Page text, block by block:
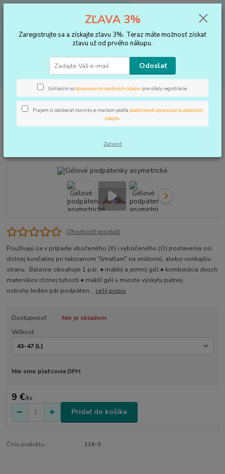
za0 €
Úvod VLOŽKY DO TOPÁNOK, KOREKTORY
Podpätenky a pätičky
Gélové podpätenky asymetrické
Gélové podpätenky asymetrické
Ohodnotiť produkt
Používajú sa v prípade vbočeného (X) i vybočeného (O) postavenia osi
dolnej končatiny pri takzvanom "šmatlaní" na vnútornú, alebo vonkajšiu
stranu. Balenie obsahuje 1 pár. ● mäkký a jemný gél ● kombinácia dvoch
materiálov rôznej tuhosti ● mäkší gél v mieste výskytu pätnej
ostrohy Jeden pár podpäten... celý popis
Dostupnosť
Nie je skladom
Veľkosť
Nie sme platcovia DPH
9 €/ks
Pridať do košíka
Číslo produktu: 116-3
ZĽAVA 3%
Zaregistrujte sa a získajte zľavu 3%. Teraz máte možnosť získať
zľavu už od prvého nákupu.
Odoslať
Súhlasím sospracovaním osobných údajov pre účely registrácie.
Prajem si odoberať novinky e-mailom podľa podmienok spracovania osobných
údajov.
Zatvoriť